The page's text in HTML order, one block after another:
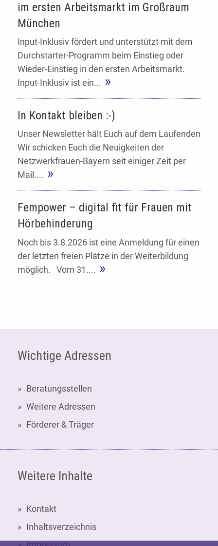
im ersten Arbeitsmarkt im Großraum
München
Input-Inklusiv fördert und unterstützt mit dem
Durchstarter-Programm beim Einstieg oder
Wieder-Einstieg in den ersten Arbeitsmarkt.
Input-Inklusiv ist ein...
In Kontakt bleiben :-)
Unser Newsletter hält Euch auf dem Laufenden
Wir schicken Euch die Neuigkeiten der
Netzwerkfrauen-Bayern seit einiger Zeit per
Mail....
Fempower – digital fit für Frauen mit
Hörbehinderung
Noch bis 3.8.2026 ist eine Anmeldung für einen
der letzten freien Plätze in der Weiterbildung
möglich. Vom 31....
Wichtige Adressen
Beratungsstellen
Weitere Adressen
Förderer & Träger
Weitere Inhalte
Kontakt
Inhaltsverzeichnis